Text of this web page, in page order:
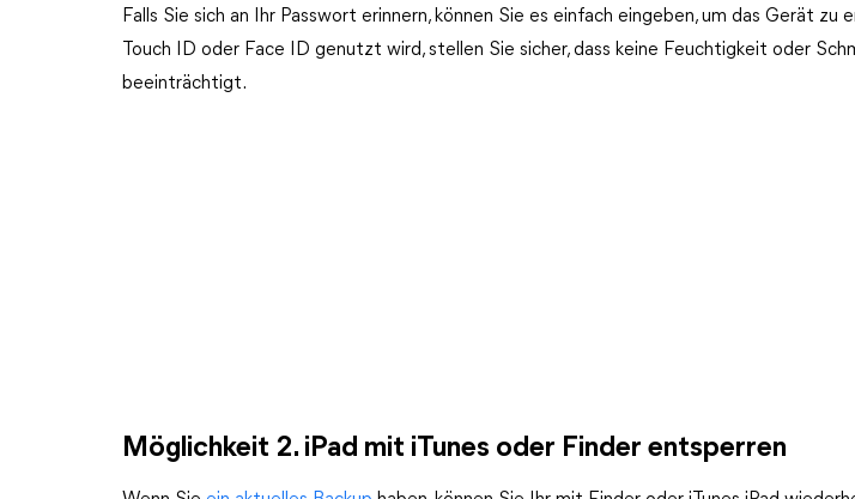
Falls Sie sich an Ihr Passwort erinnern, können Sie es einfach eingeben, um das Gerät zu
Touch ID oder Face ID genutzt wird, stellen Sie sicher, dass keine Feuchtigkeit oder
beeinträchtigt.
Möglichkeit 2. iPad mit iTunes oder Finder entsperren